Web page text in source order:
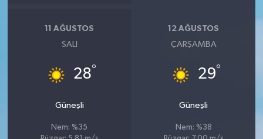
11 AĞUSTOS
SALI
28°
Güneşli
Nem: %35
12 AĞUSTOS
ÇARŞAMBA
29°
Güneşli
Nem: %38